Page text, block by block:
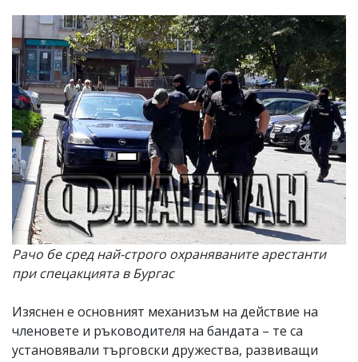
Рачо бе сред най-строго охраняваните арестанти
при спецакцията в Бургас
Изяснен е основният механизъм на действие на
членовете и ръководителя на бандата – те са
установявали търговски дружества, развиващи